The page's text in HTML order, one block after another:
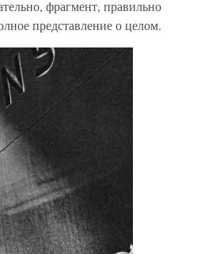
фрагмент, правильно
представление о целом.